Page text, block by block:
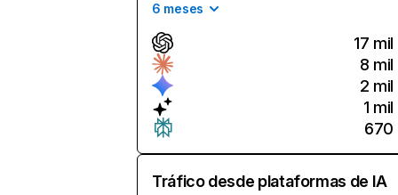
6 meses
17 mil
8 mil
2 mil
1 mil
670
Tráfico desde plataformas de IA